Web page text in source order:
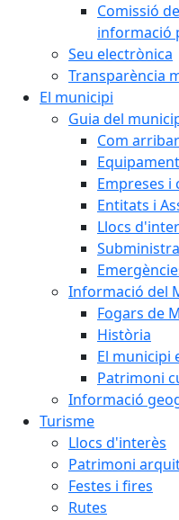
Comissió
informació
Seu electrònica
Transparència
El municipi
Guia del
Com arribar
Empreses i
Entitats i
Llocs
Informació del
Fogars de
Història
El municipi
Patrimoni
Informació
Turisme
Llocs d'interès
Patrimoni
Festes i fires
Rutes